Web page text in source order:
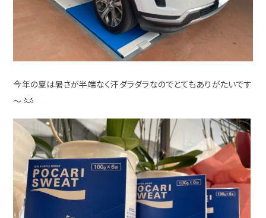
今年の夏は暑さが半端なく汗ダラダラなのでとてもありがたいです
～